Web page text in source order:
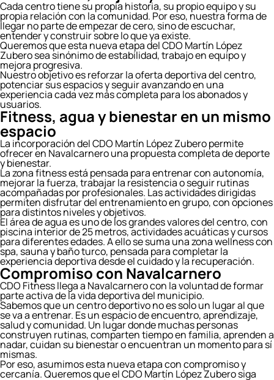
Cada centro tiene su propia historia, su propio equipo y su
propia relación con la comunidad. Por eso, nuestra forma de
llegar no parte de empezar de cero, sino de escuchar,
entender y construir sobre lo que ya existe.
Queremos que esta nueva etapa del CDO Martín López
Zubero sea sinónimo de estabilidad, trabajo en equipo y
mejora progresiva.
Nuestro objetivo es reforzar la oferta deportiva del centro,
potenciar sus espacios y seguir avanzando en una
experiencia cada vez más completa para los abonados y
usuarios.
Fitness, agua y bienestar en un mismo
espacio
La incorporación del CDO Martín López Zubero permite
ofrecer en Navalcarnero una propuesta completa de deporte
y bienestar.
La zona fitness está pensada para entrenar con autonomía,
mejorar la fuerza, trabajar la resistencia o seguir rutinas
acompañadas por profesionales. Las actividades dirigidas
permiten disfrutar del entrenamiento en grupo, con opciones
para distintos niveles y objetivos.
El área de agua es uno de los grandes valores del centro, con
piscina interior de 25 metros, actividades acuáticas y cursos
para diferentes edades. A ello se suma una zona wellness con
spa, sauna y baño turco, pensada para completar la
experiencia deportiva desde el cuidado y la recuperación.
Compromiso con Navalcarnero
CDO Fitness llega a Navalcarnero con la voluntad de formar
parte activa de la vida deportiva del municipio.
Sabemos que un centro deportivo no es solo un lugar al que
se va a entrenar. Es un espacio de encuentro, aprendizaje,
salud y comunidad. Un lugar donde muchas personas
construyen rutinas, comparten tiempo en familia, aprenden a
nadar, cuidan su bienestar o encuentran un momento para sí
mismas.
Por eso, asumimos esta nueva etapa con compromiso y
cercanía. Queremos que el CDO Martín López Zubero siga